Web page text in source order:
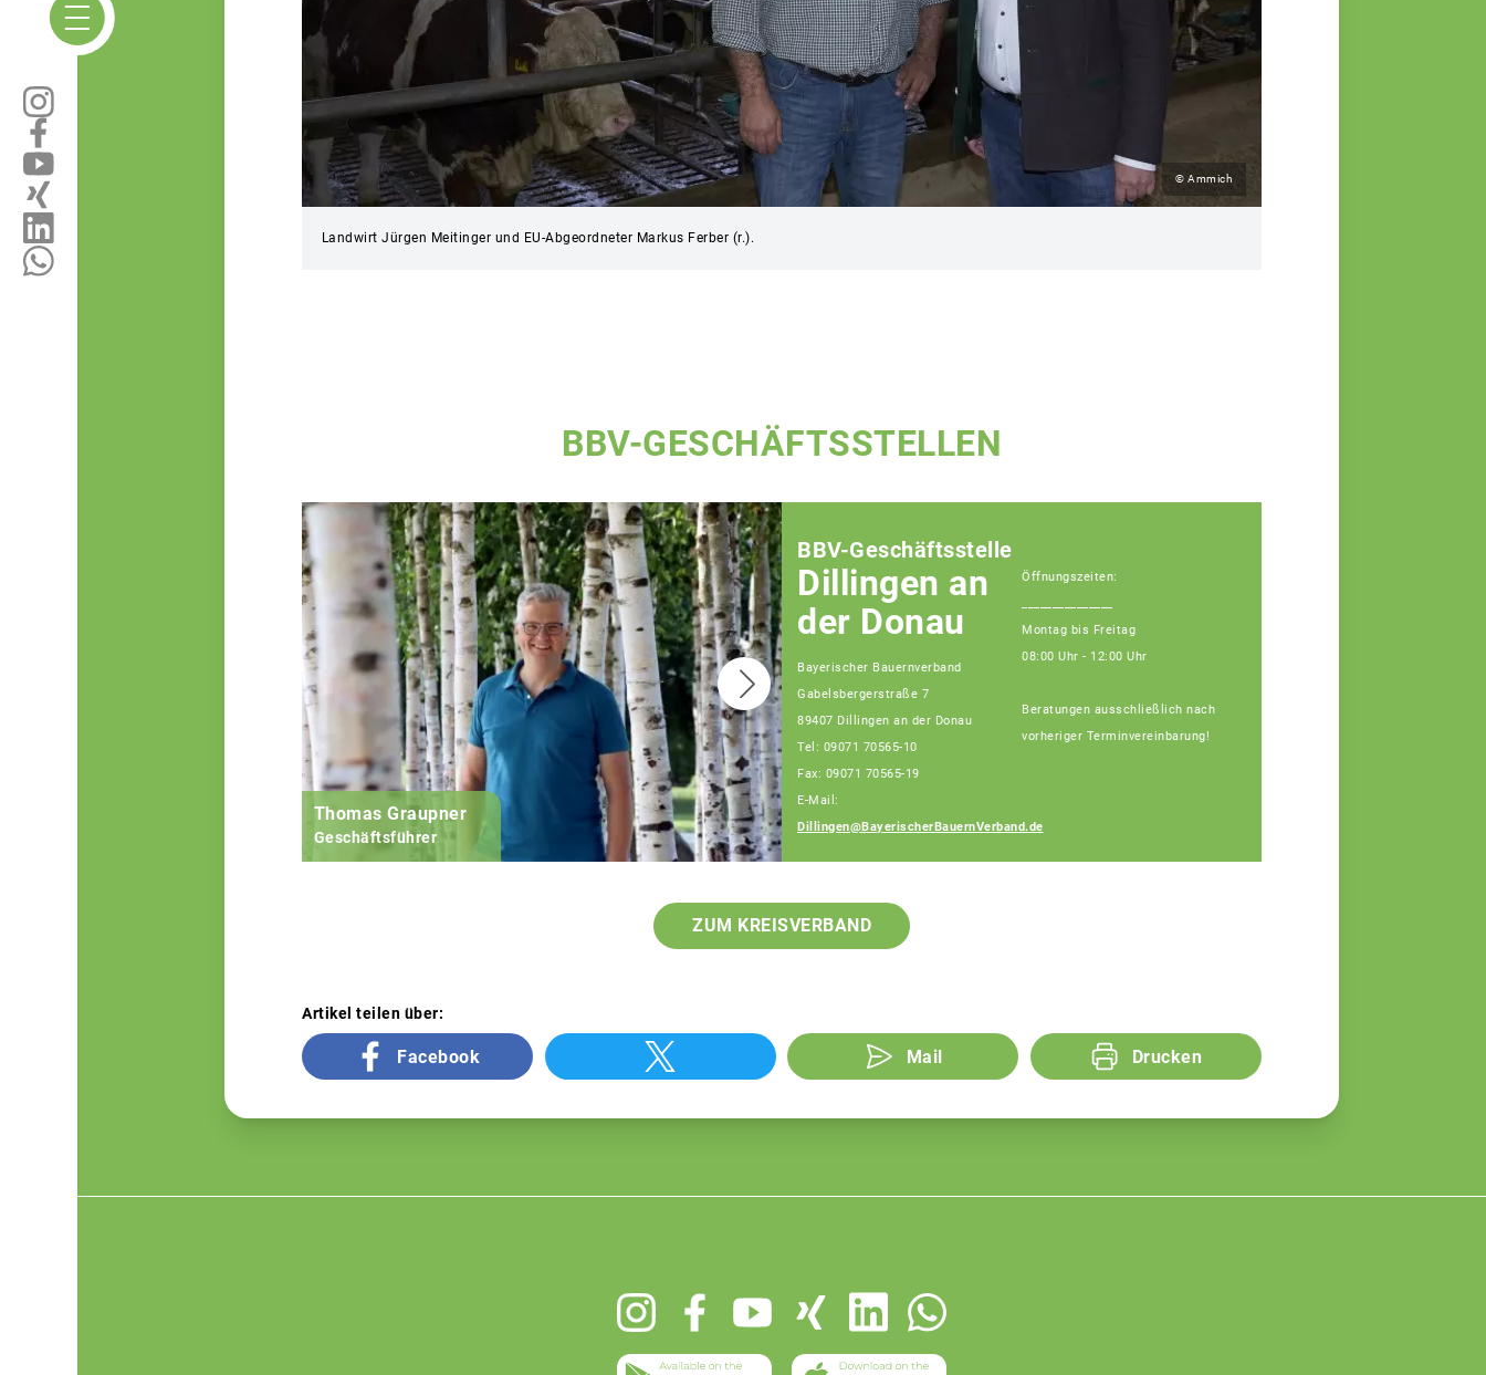
© Ammich
Landwirt Jürgen Meitinger und EU-Abgeordneter Markus Ferber (r.).
BBV-GESCHÄFTSSTELLEN
Thomas Graupner
Geschäftsführer Fachberaterin
BBV-Geschäftsstelle
Dillingen an
der Donau
Bayerischer Bauernverband
Gabelsbergerstraße 7
89407 Dillingen an der Donau
Tel: 09071 70565-10
Fax: 09071 70565-19
E-Mail:
Dillingen@BayerischerBauernVerband.de
Öffnungszeiten:
Montag bis Freitag
08:00 Uhr - 12:00 Uhr
Beratungen ausschließlich nach
vorheriger Terminvereinbarung!
ZUM KREISVERBAND
Artikel teilen über:
Facebook Mail Drucken